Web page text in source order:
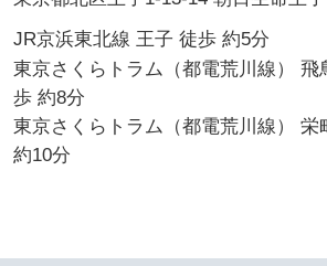
JR京浜東北線 王子 徒歩 約5分
東京さくらトラム（都電荒川線） 飛
歩 約8分
東京さくらトラム（都電荒川線） 栄
約10分